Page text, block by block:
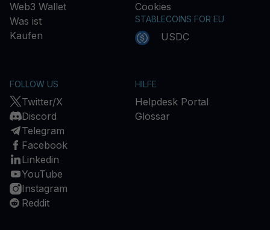
Web3 Wallet
Was ist
Kaufen
Cookies
STABLECOINS FOR EU
USDC
FOLLOW US
Twitter/X
Discord
Telegram
Facebook
Linkedin
YouTube
Instagram
Reddit
HILFE
Helpdesk Portal
Glossar